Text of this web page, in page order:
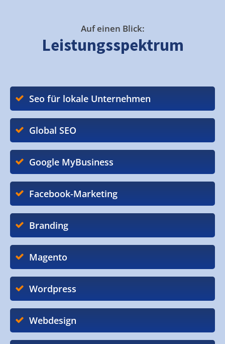
Auf einen Blick:
Leistungsspektrum
Seo für lokale Unternehmen
Global SEO
Google MyBusiness
Facebook-Marketing
Branding
Magento
Wordpress
Webdesign